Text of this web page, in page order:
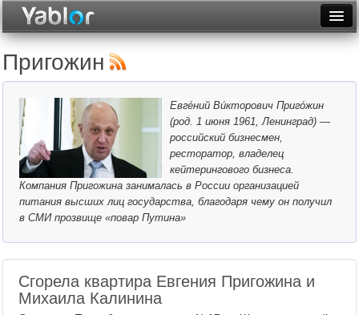
Неделя
Месяц
Рейтинги
Архив
Фототоп
Видеотоп
Пригожин
Евге́ний Ви́кторович Приго́жин
(род. 1 июня 1961, Ленинград) —
российский бизнесмен,
ресторатор, владелец
кейтерингового бизнеса.
Компания Пригожина занималась в России организацией
питания высших лиц государства, благодаря чему он получил
в СМИ прозвище «повар Путина»
Сгорела квартира Евгения Пригожина и
Михаила Калинина